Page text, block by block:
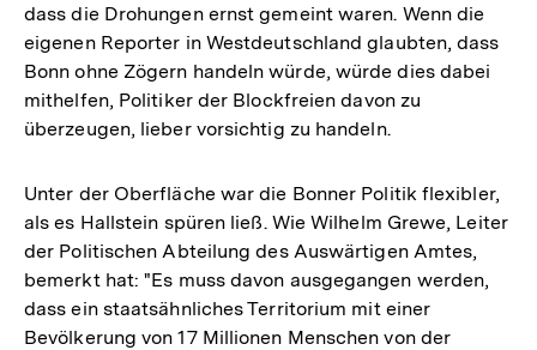
dass die Drohungen ernst gemeint waren. Wenn die
eigenen Reporter in Westdeutschland glaubten, dass
Bonn ohne Zögern handeln würde, würde dies dabei
mithelfen, Politiker der Blockfreien davon zu
überzeugen, lieber vorsichtig zu handeln.
Unter der Oberfläche war die Bonner Politik flexibler,
als es Hallstein spüren ließ. Wie Wilhelm Grewe, Leiter
der Politischen Abteilung des Auswärtigen Amtes,
bemerkt hat: "Es muss davon ausgegangen werden,
dass ein staatsähnliches Territorium mit einer
Bevölkerung von 17 Millionen Menschen von der